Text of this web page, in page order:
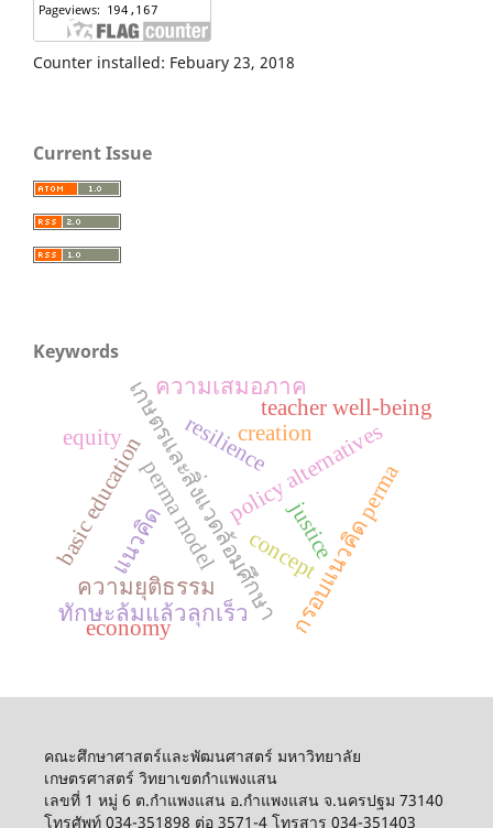
Counter installed: Febuary 23, 2018
Current Issue
Keywords
เกษตรและสิ่งแวดล้อมศึกษา
resiliencepolicy alternatives
basic education
equity
justice
ทักษะล้มแล้วลุกเร็ว กรอบแนวคิด perma
teacher well-being
ความเสมอภาค
perma model
ความยุติธรรม
แนวคิด concept
creation
economy
คณะศึกษาศาสตร์และพัฒนศาสตร์ มหาวิทยาลัย
เกษตรศาสตร์ วิทยาเขตกำแพงแสน
เลขที่ 1 หมู่ 6 ต.กำแพงแสน อ.กำแพงแสน จ.นครปฐม 73140
โทรศัพท์ 034-351898 ต่อ 3571-4 โทรสาร 034-351403